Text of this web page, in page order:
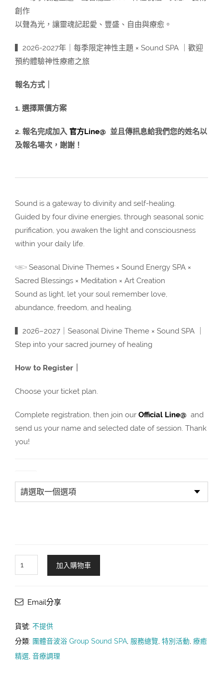
創作
以聲為光，讓靈魂記起愛、豐盛、自由與療愈。
▍2026-2027年｜每季限定神性主題 × Sound SPA ｜歡迎
預約體驗神性療癒之旅
報名方式｜
1. 選擇票價方案
2. 報名完成加入 官方Line@ 並且傳訊息給我們您的姓名以
及報名場次， 謝謝！
Sound is a gateway to divinity and self-healing.
Guided by four divine energies, through seasonal sonic
purification, you awaken the light and consciousness
within your daily life.
𓂩 Seasonal Divine Themes × Sound Energy SPA ×
Sacred Blessings × Meditation × Art Creation
Sound as light, let your soul remember love,
abundance, freedom, and healing.
▍2026–2027｜Seasonal Divine Theme × Sound SPA ｜
Step into your sacred journey of healing
How to Register｜
Choose your ticket plan.
Complete registration, then join our Official Line@ and
send us your name and selected date of session. Thank
you!
與
同
:
光
神
加入購物車
Email分享
貨號: 不提供
分類: 團體音波浴 Group Sound SPA 服務總覽 特別活動 療癒
精選 音療調理